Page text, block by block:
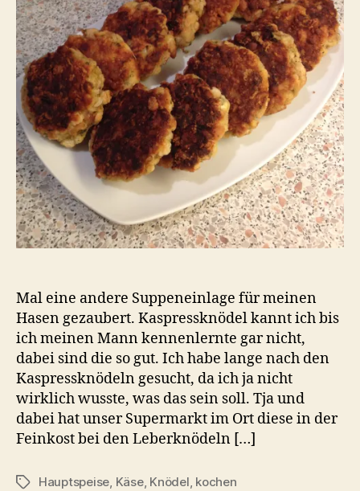
Mal eine andere Suppeneinlage für meinen
Hasen gezaubert. Kaspressknödel kannt ich bis
ich meinen Mann kennenlernte gar nicht,
dabei sind die so gut. Ich habe lange nach den
Kaspressknödeln gesucht, da ich ja nicht
wirklich wusste, was das sein soll. Tja und
dabei hat unser Supermarkt im Ort diese in der
Feinkost bei den Leberknödeln […]
Schlagwörter
Hauptspeise, Käse, Knödel, kochen